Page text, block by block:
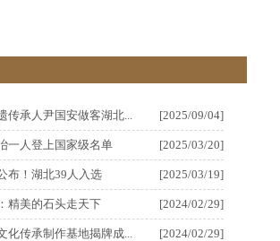
传承人尹国安做客湖北... [2025/09/04]
一人登上国家级名单 [2025/03/20]
布！湖北39人入选 [2025/03/19]
精美的石头走天下 [2024/02/29]
化传承制作基地揭牌成... [2024/02/29]